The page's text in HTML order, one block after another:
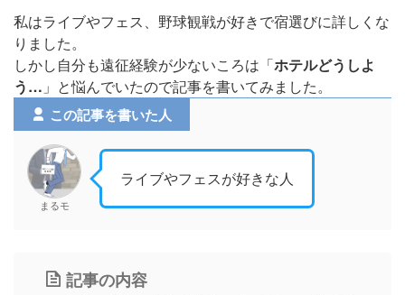
私はライブやフェス、野球観戦が好きで宿選びに詳しくな
りました。
しかし自分も遠征経験が少ないころは「ホテルどうしよ
う… 」と悩んでいたので記事を書いてみました。
この記事を書いた人
まるモ
ライブやフェスが好きな人
記事の内容